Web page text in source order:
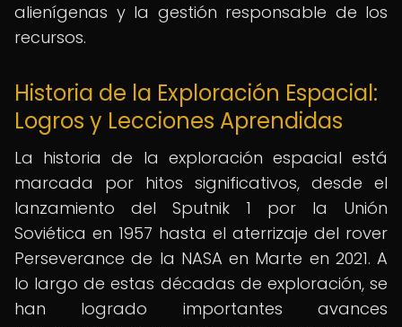
alienígenas y la gestión responsable de los
recursos.
Historia de la Exploración Espacial:
Logros y Lecciones Aprendidas
La historia de la exploración espacial está
marcada por hitos significativos, desde el
lanzamiento del Sputnik 1 por la Unión
Soviética en 1957 hasta el aterrizaje del rover
Perseverance de la NASA en Marte en 2021. A
lo largo de estas décadas de exploración, se
han logrado importantes avances